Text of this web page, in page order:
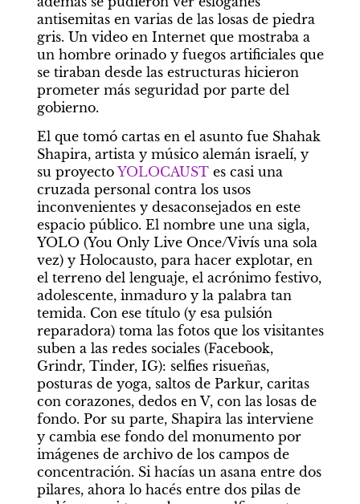
antisemitas en varias de las losas de piedra
gris. Un video en Internet que mostraba a
un hombre orinado y fuegos artificiales que
se tiraban desde las estructuras hicieron
prometer más seguridad por parte del
gobierno.
El que tomó cartas en el asunto fue Shahak
Shapira, artista y músico alemán israelí, y
su proyecto YOLOCAUST es casi una
cruzada personal contra los usos
inconvenientes y desaconsejados en este
espacio público. El nombre une una sigla,
YOLO (You Only Live Once/Vivís una sola
vez) y Holocausto, para hacer explotar, en
el terreno del lenguaje, el acrónimo festivo,
adolescente, inmaduro y la palabra tan
temida. Con ese título (y esa pulsión
reparadora) toma las fotos que los visitantes
suben a las redes sociales (Facebook,
Grindr, Tinder, IG): selfies risueñas,
posturas de yoga, saltos de Parkur, caritas
con corazones, dedos en V, con las losas de
fondo. Por su parte, Shapira las interviene
y cambia ese fondo del monumento por
imágenes de archivo de los campos de
concentración. Si hacías un asana entre dos
pilares, ahora lo hacés entre dos pilas de